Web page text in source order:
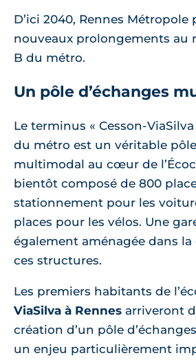
D’ici 2040, Rennes Métropole
nouveaux prolongements au
B du métro.
Un pôle d’échanges
Le terminus « Cesson-
du métro est un véritable pôle
multimodal au cœur de
bientôt composé de 800
stationnement pour les
places pour les vélos. Une
également aménagée dans
ces structures.
Les premiers habitants de
ViaSilva à Rennes arriveront
création d’un pôle
un enjeu particulièrement